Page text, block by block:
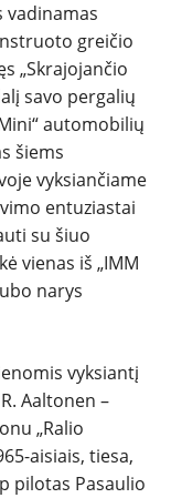
vadinamas
greičio
„Skrajojančio
savo pergalių
automobilių
šiems
vyksiančiame
entuziastai
su šiuo
vienas iš „IMM
narys
vyksiantį
Aaltonen –
„Ralio
aisiais, tiesa,
pilotas Pasaulio